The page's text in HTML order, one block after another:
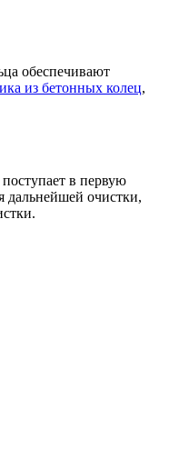
обеспечивают
из бетонных колец,
в первую
дальнейшей очистки,